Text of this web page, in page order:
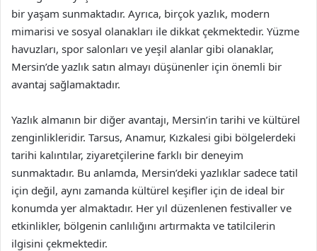
bir yaşam sunmaktadır. Ayrıca, birçok yazlık, modern
mimarisi ve sosyal olanakları ile dikkat çekmektedir. Yüzme
havuzları, spor salonları ve yeşil alanlar gibi olanaklar,
Mersin’de yazlık satın almayı düşünenler için önemli bir
avantaj sağlamaktadır.
Yazlık almanın bir diğer avantajı, Mersin’in tarihi ve kültürel
zenginlikleridir. Tarsus, Anamur, Kızkalesi gibi bölgelerdeki
tarihi kalıntılar, ziyaretçilerine farklı bir deneyim
sunmaktadır. Bu anlamda, Mersin’deki yazlıklar sadece tatil
için değil, aynı zamanda kültürel keşifler için de ideal bir
konumda yer almaktadır. Her yıl düzenlenen festivaller ve
etkinlikler, bölgenin canlılığını artırmakta ve tatilcilerin
ilgisini çekmektedir.